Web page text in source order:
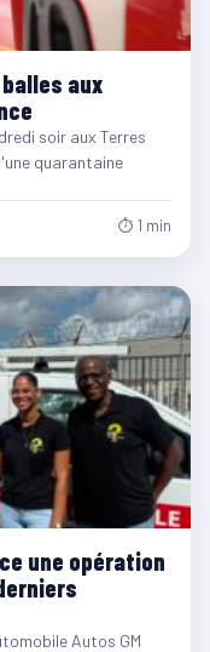
aux
soir aux Terres
quarantaine
⏱ 1 min
une opération
Autos GM